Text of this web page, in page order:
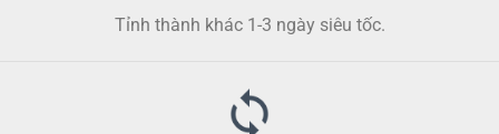
trangTỉnh thành khác 1-3 ngày siêu tốc.